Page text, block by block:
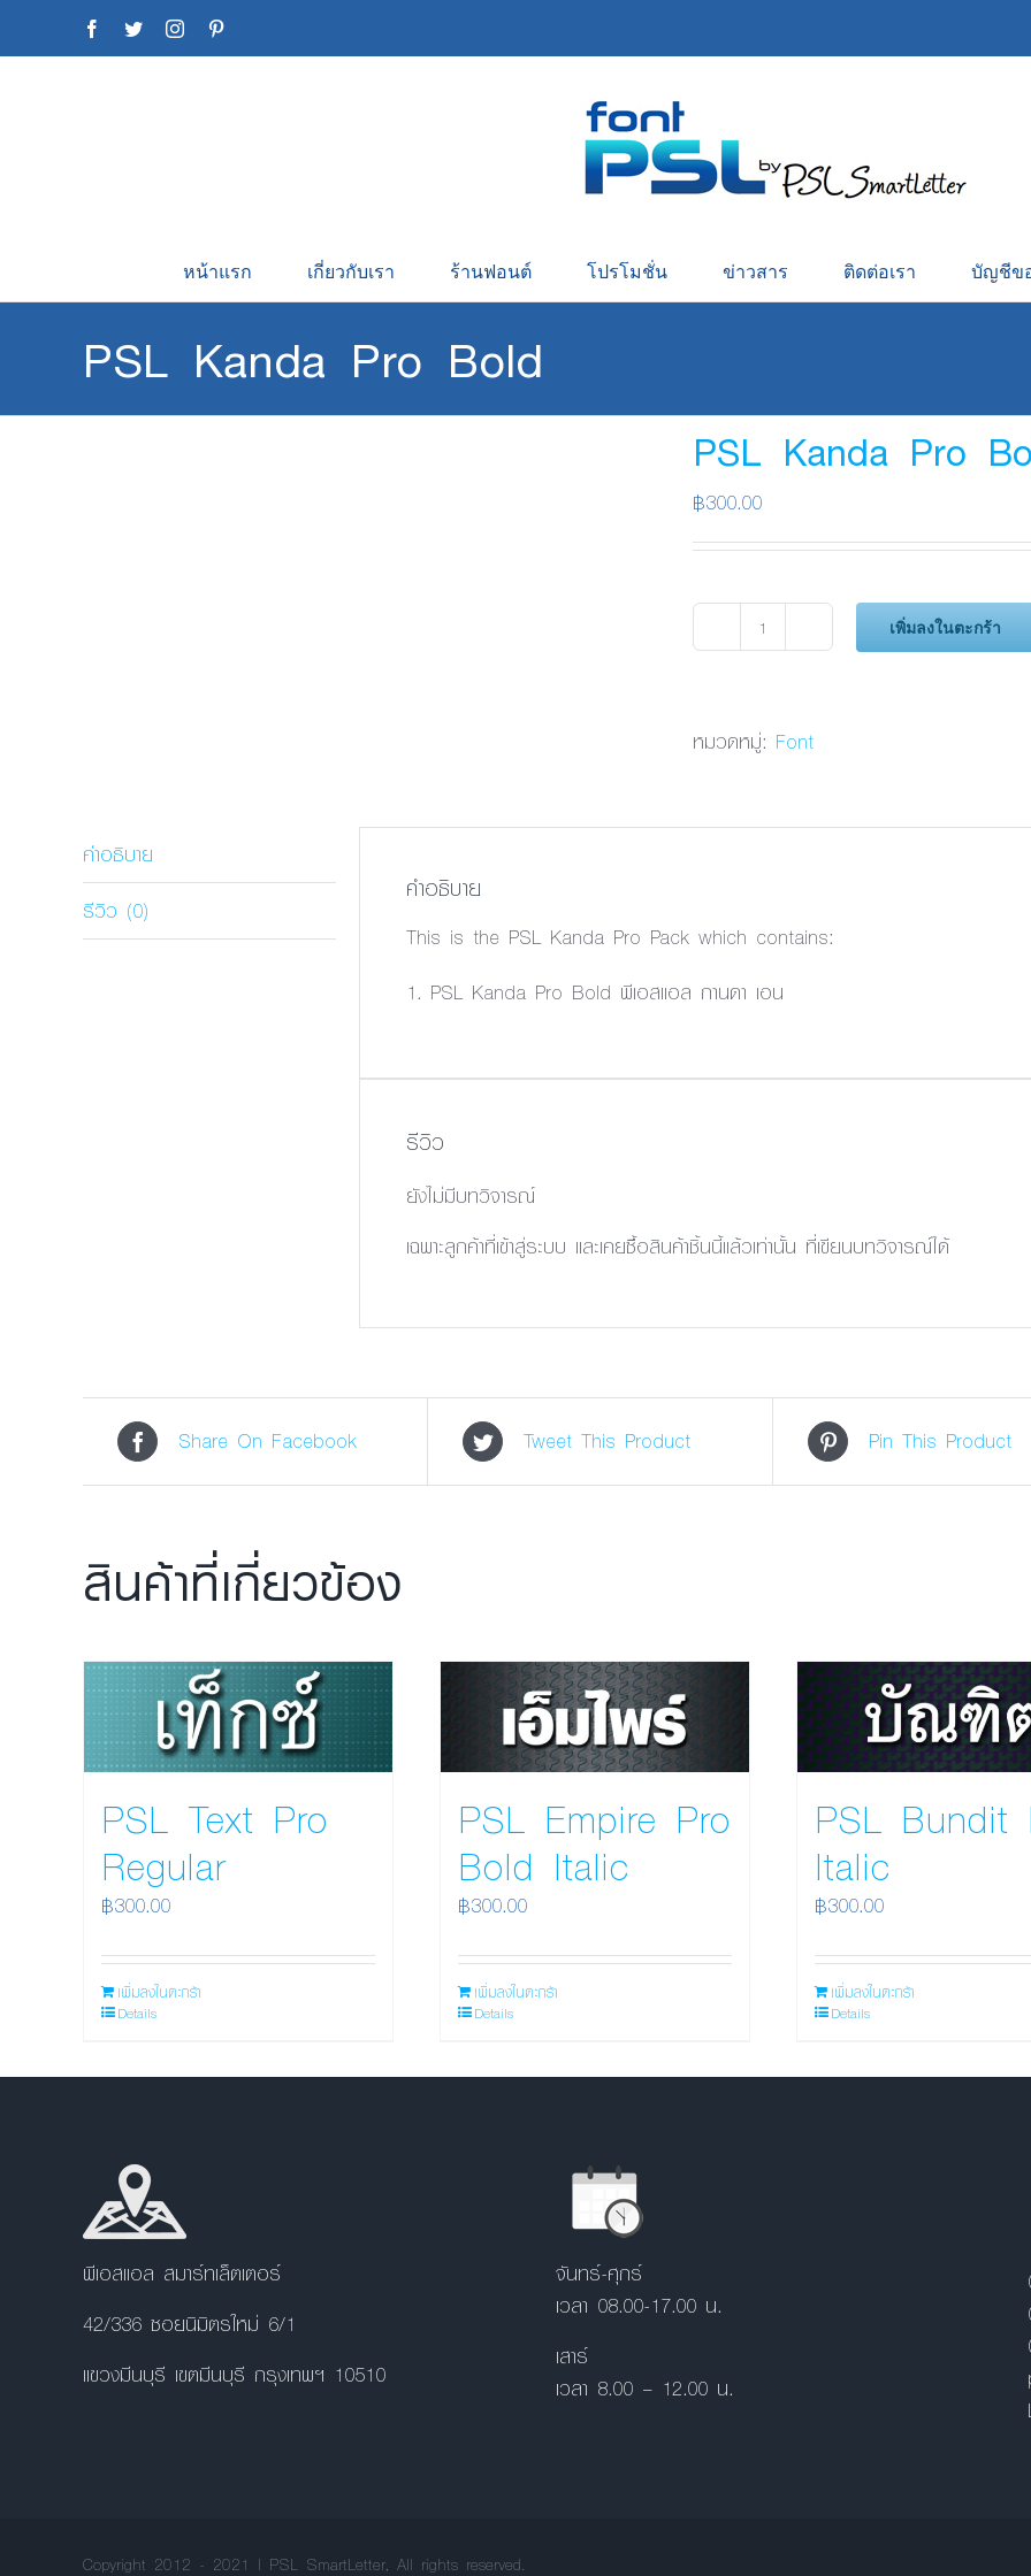
Facebook
TwitterInstagram
หน้าแรก เกี่ยวกับเรา ร้านฟอนต์ โปรโมชั่น ข่าวสาร ติดต่อเรา บัญชีข
PSL Kanda Pro Bold
PSL Kanda Pro
฿300.00
จำนวน
Pro
เพิ่มลงในตะกร้า
หมวดหมู่: Font
คำอธิบาย
รีวิว (0)
คำอธิบาย
This is the PSL Kanda Pro Pack which contains:
1. PSL Kanda Pro Bold พีเอสแอล กานดา เอน
รีวิว
ยังไม่มีบทวิจารณ์
เฉพาะลูกค้าที่เข้าสู่ระบบ และเคยซื้อสินค้าชิ้นนี้แล้วเท่านั้น ที่เขียนบทวิจารณ์ได้
Share On Facebook Tweet This Product Pin This Product
สินค้าที่เกี่ยวข้อง
PSL Text Pro
Regular
฿300.00
เพิ่มลงในตะกร้า
Details
PSL Empire Pro
Bold Italic
฿300.00
เพิ่มลงในตะกร้า
Details
PSL Bundit
Italic
฿300.00
เพิ่มลงในตะกร้า
Details
พีเอสแอล สมาร์ทเล็ตเตอร์
42/336 ซอยนิมิตรใหม่ 6/1
แขวงมีนบุรี เขตมีนบุรี กรุงเทพฯ 10510
จันทร์-ศุกร์
เวลา 08.00-17.00 น.
เสาร์
เวลา 8.00 – 12.00 น.
Copyright 2012 - 2021 | PSL SmartLetter, All rights reserved.